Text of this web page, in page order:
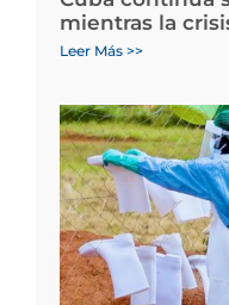
mientras la
Leer Más >>